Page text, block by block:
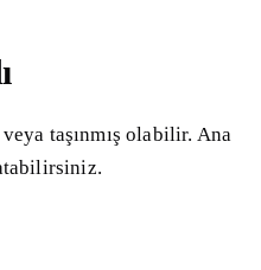
taşınmış olabilir. Ana